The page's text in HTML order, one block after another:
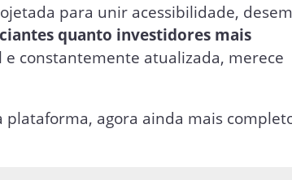
para unir acessibilidade,
quanto investidores mais
constantemente atualizada, merece
agora ainda mais